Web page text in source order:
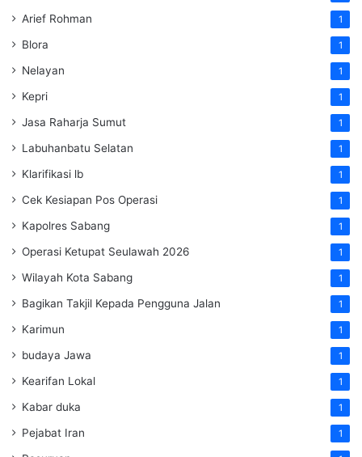
Arief Rohman 1
Blora 1
Nelayan 1
Kepri 1
Jasa Raharja Sumut 1
Labuhanbatu Selatan 1
Klarifikasi lb 1
Cek Kesiapan Pos Operasi 1
Kapolres Sabang 1
Operasi Ketupat Seulawah 2026 1
Wilayah Kota Sabang 1
Bagikan Takjil Kepada Pengguna Jalan 1
Karimun 1
budaya Jawa 1
Kearifan Lokal 1
Kabar duka 1
Pejabat Iran 1